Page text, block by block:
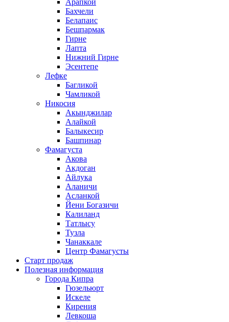
Арапкой
Бахчели
Белапаис
Бешпармак
Гирне
Лапта
Нижний Гирне
Эсентепе
Лефке
Багликой
Чамликой
Никосия
Акынджилар
Алайкой
Балыкесир
Башпинар
Фамагуста
Акова
Акдоган
Айлука
Аланичи
Асланкой
Йени Богазичи
Калиланд
Татлысу
Тузла
Чанаккале
Центр Фамагусты
Старт продаж
Полезная информация
Города Кипра
Гюзельюрт
Искеле
Кирения
Левкоша